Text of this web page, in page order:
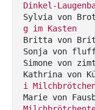
Dinkel-
Sylvia von
g im Kasten
Britta von
Sonja von
Simone von
Kathrina von
i
Marie von